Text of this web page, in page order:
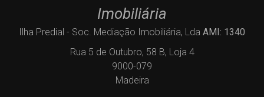
Imobiliária
Ilha Predial - Soc. Mediação Imobiliária, Lda AMI: 1340
Rua 5 de Outubro, 58 B, Loja 4
9000-079
Madeira